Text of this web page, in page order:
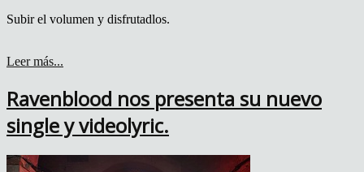
Subir el volumen y disfrutadlos.
Leer más...
Ravenblood nos presenta su nuevo
single y videolyric.